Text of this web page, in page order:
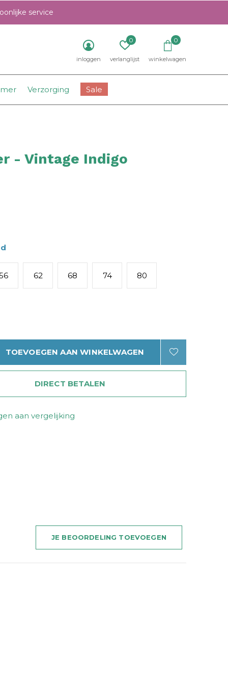
Verzorging Sale
inloggen verlanglijst
0
winkelwagen
0
service
- Vintage Indigo
62 68 74 80
TOEVOEGEN AAN WINKELWAGEN
DIRECT BETALEN
aan vergelijking
JE BEOORDELING TOEVOEGEN